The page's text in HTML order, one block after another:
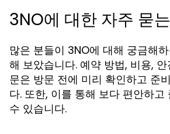
3NO에 대한 자주 묻
많은 분들이 3NO에 대해 궁금해
해 보았습니다. 예약 방법, 비용,
문은 방문 전에 미리 확인하고 준
다. 또한, 이를 통해 보다 편안하고
수 있습니다.